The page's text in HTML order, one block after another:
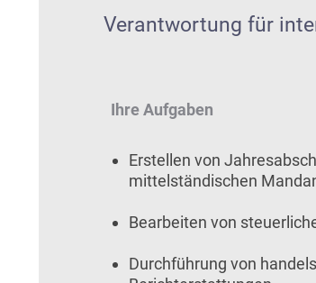
Verantwortung für
Ihre Aufgaben
Erstellen von
mittelständischen
Bearbeiten von
Durchführung von